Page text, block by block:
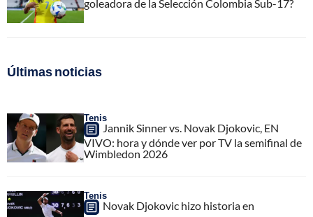
goleadora de la Selección Colombia Sub-17?
Últimas noticias
Tenis
Jannik Sinner vs. Novak Djokovic, EN
VIVO: hora y dónde ver por TV la semifinal de
Wimbledon 2026
Tenis
Novak Djokovic hizo historia en